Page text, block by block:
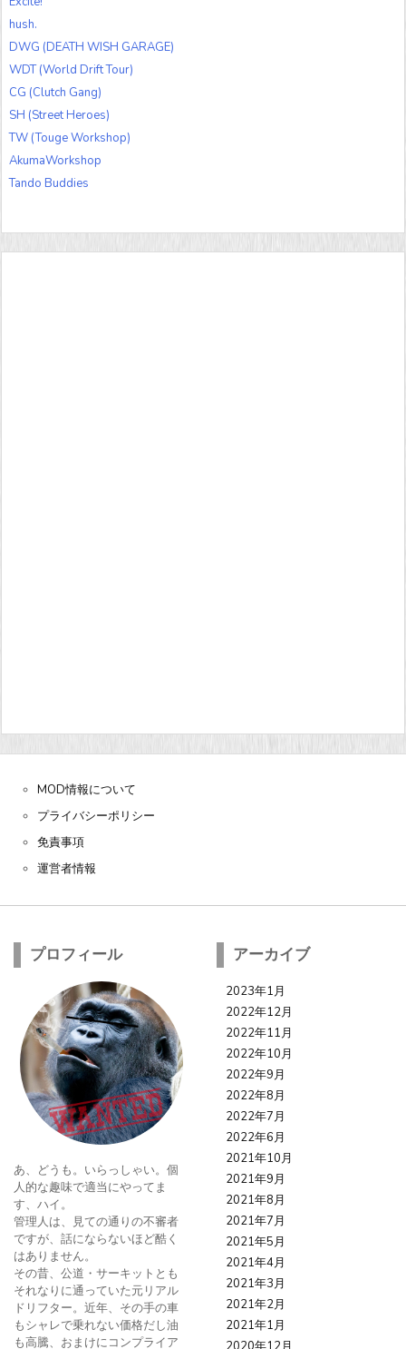
hush.
DWG (DEATH WISH GARAGE)
WDT (World Drift Tour)
CG (Clutch Gang)
SH (Street Heroes)
TW (Touge Workshop)
AkumaWorkshop
Tando Buddies
MOD情報について
プライバシーポリシー
免責事項
運営者情報
プロフィール
あ、どうも。いらっしゃい。個
人的な趣味で適当にやってま
す、ハイ。
管理人は、見ての通りの不審者
ですが、話にならないほど酷く
はありません。
その昔、公道・サーキットとも
それなりに通っていた元リアル
ドリフター。近年、その手の車
もシャレで乗れない価格だし油
も高騰、おまけにコンプライア
アーカイブ
2023年1月
2022年12月
2022年11月
2022年10月
2022年9月
2022年8月
2022年7月
2022年6月
2021年10月
2021年9月
2021年8月
2021年7月
2021年5月
2021年4月
2021年3月
2021年2月
2021年1月